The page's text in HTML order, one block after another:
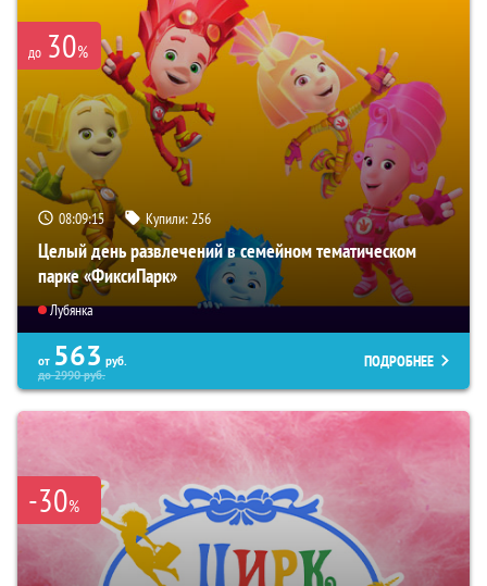
до 30%
08:09:14 Купили:256
Целый день развлечений в семейном тематическом
парке «ФиксиПарк»
Лубянка
от 563 руб.
до2990руб.
ПОДРОБНЕЕ
-30%